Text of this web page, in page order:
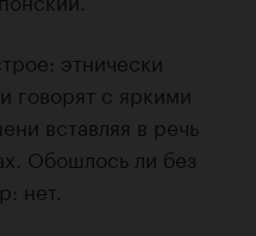
этнически
говорят с яркими
вставляя в речь
Обошлось ли без
нет.